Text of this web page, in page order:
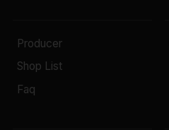
Producer
Shop List
Faq